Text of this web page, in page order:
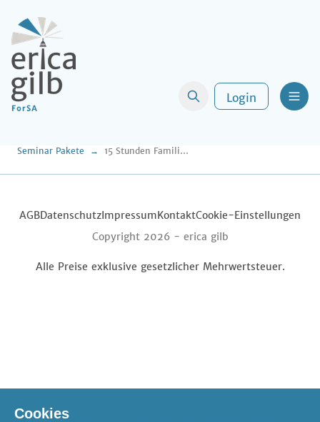
Login
Seminar Pakete 15 Stunden Familienrecht in Filderstadt am 05./06.12.2025
AGBDatenschutzImpressumKontaktCookie-Einstellungen
Copyright 2026 - erica gilb
Alle Preise exklusive gesetzlicher Mehrwertsteuer.
Cookies